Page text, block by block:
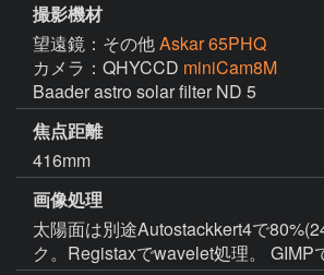
撮影機材
望遠鏡：その他Askar 65PHQ
カメラ：QHYCCD miniCam8M
Baader astro solar filter ND 5
焦点距離
416mm
画像処理
太陽面は別途Autostackkert4で